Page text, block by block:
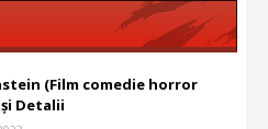
(Film comedie horror
și Detalii